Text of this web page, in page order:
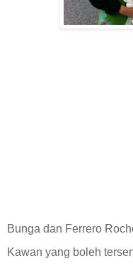
Bunga dan Ferrero
Kawan yang boleh